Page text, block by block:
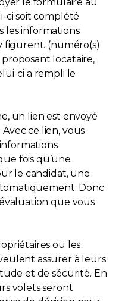
ci soit complété
informations
figurent. (numéro(s)
locataire,
ci a rempli le
un lien est envoyé
ce lien, vous
fois qu’une
le candidat, une
Donc
que vous
ou les
assurer à leurs
et de sécurité. En
volets seront